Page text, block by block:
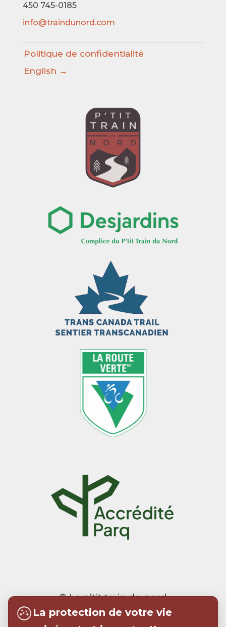
450 745-0185
info@traindunord.com
Politique de confidentialité
English →
© Le p’tit train du nord
Realisation:Tramweb
La protection de votre vie